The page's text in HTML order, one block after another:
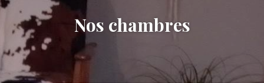
Nos chambres